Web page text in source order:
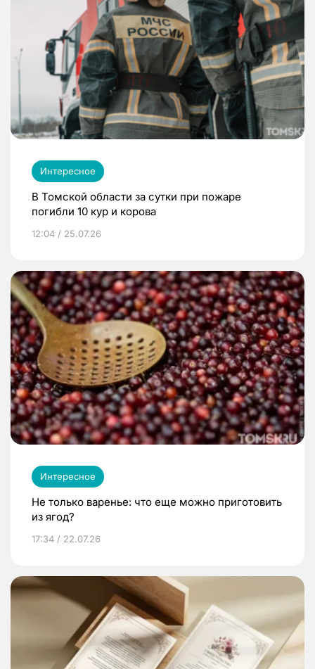
Интересное
В Томской области за сутки при пожаре
погибли 10 кур и корова
12:04 / 25.07.26
Интересное
Не только варенье: что еще можно приготовить
из ягод?
17:34 / 22.07.26